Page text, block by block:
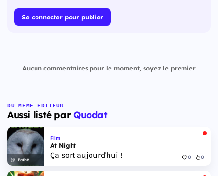
Se connecter pour publier
Aucun commentaires pour le moment, soyez le premier
DU MÊME ÉDITEUR
Aussi listé par Quodat
Pathé
Film
At Night
Ça sort aujourd'hui ! 0 0